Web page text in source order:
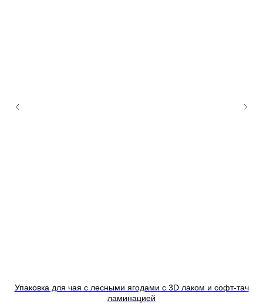
Упаковка для чая с лесными ягодами с 3D лаком и софт-тач
ламинацией